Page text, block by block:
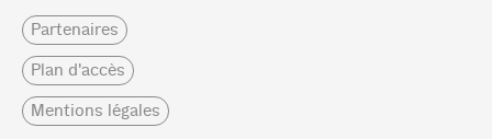
Partenaires
Plan d'accès
Mentions légales